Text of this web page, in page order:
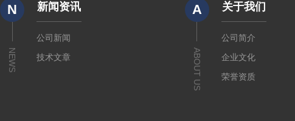
N
NEWS
新闻资讯
公司新闻
技术文章
A
ABOUT US
关于我们
公司简介
企业文化
荣誉资质